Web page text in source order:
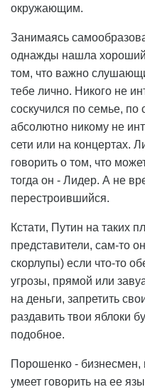
окружающим.
Занимаясь
однажды нашла хороший
том, что важно
тебе лично. Никого не
соскучился по семье,
абсолютно никому не
сети или на концертах.
говорить о том, что
тогда он - Лидер. А не
перестроившийся.
Кстати, Путин на таких
представители, сам-то
скорлупы) если что-то
угрозы, прямой или
на деньги, запретить
раздавить твои яблоки
подобное.
Порошенко - бизнесмен,
умеет говорить на ее